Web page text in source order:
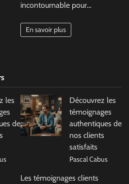
incontournable pour…
En savoir plus
les
de
Découvrez les
témoignages
authentiques de
nos clients
satisfaits
Pascal Cabus
Les témoignages clients